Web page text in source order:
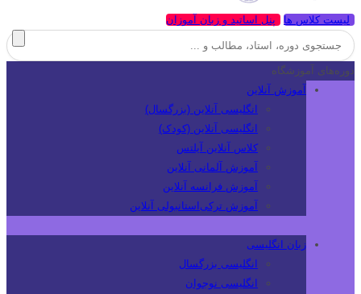
لیست کلاس ها پنل اساتید و زبان آموزان
دوره‌های آموزشگاه
آموزش آنلاین
انگلیسی آنلاین (بزرگسال)
انگلیسی آنلاین (کودک)
کلاس آنلاین آیلتس
آموزش آلمانی آنلاین
آموزش فرانسه آنلاین
آموزش ترکی‌استانبولی آنلاین
زبان انگلیسی
انگلیسی بزرگسال
انگلیسی نوجوان